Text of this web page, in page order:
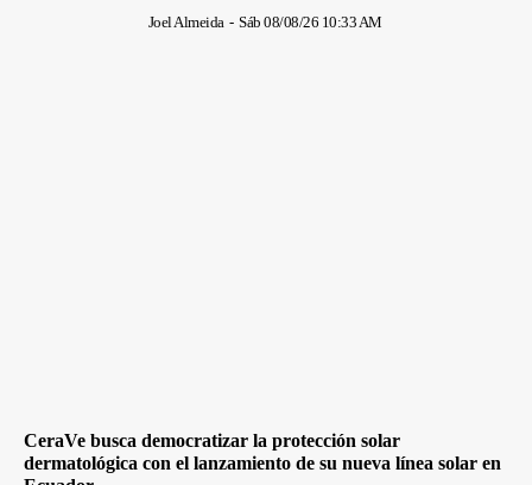
Joel Almeida - Sáb 08/08/26 10:33 AM
CeraVe busca democratizar la protección solar
dermatológica con el lanzamiento de su nueva línea solar en